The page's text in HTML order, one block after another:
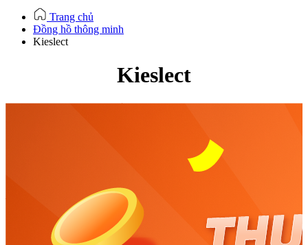
Trang chủ
Đồng hồ thông minh
Kieslect
Kieslect